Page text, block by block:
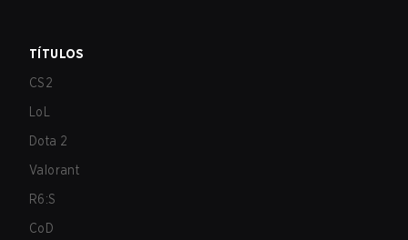
TÍTULOS
CS2
LoL
Dota 2
Valorant
R6:S
CoD